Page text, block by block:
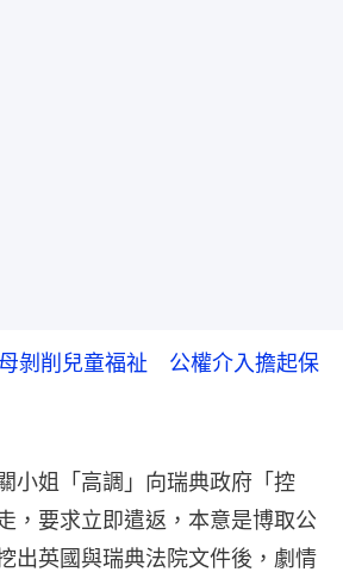
剝削兒童福祉 公權介入擔起保
小姐「高調」向瑞典政府「控
，要求立即遣返，本意是博取公
出英國與瑞典法院文件後，劇情